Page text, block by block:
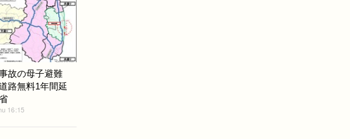
故の母子避難
路無料1年間延
16:15